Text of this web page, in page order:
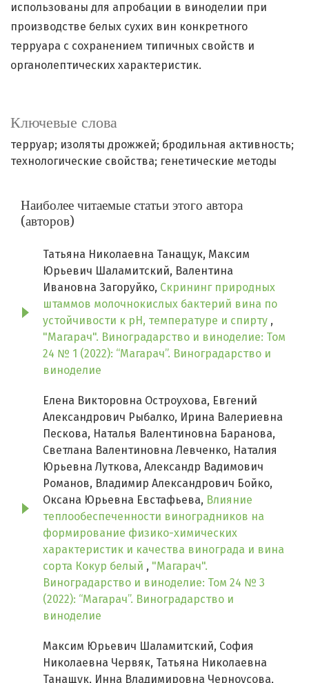
Ключевые слова
терруар; изоляты дрожжей; бродильная активность;
технологические свойства; генетические методы
использованы для апробации в виноделии при
производстве белых сухих вин конкретного
терруара с сохранением типичных свойств и
органолептических характеристик.
Наиболее читаемые статьи этого автора
(авторов)
Татьяна Николаевна Танащук, Максим
Юрьевич Шаламитский, Валентина
Ивановна Загоруйко, Скрининг природных
штаммов молочнокислых бактерий вина по
устойчивости к рН, температуре и спирту ,
"Магарач". Виноградарство и виноделие: Том
24 № 1 (2022): “Магарач”. Виноградарство и
виноделие
Елена Викторовна Остроухова, Евгений
Александрович Рыбалко, Ирина Валериевна
Пескова, Наталья Валентиновна Баранова,
Светлана Валентиновна Левченко, Наталия
Юрьевна Луткова, Александр Вадимович
Романов, Владимир Александрович Бойко,
Оксана Юрьевна Евстафьева, Влияние
теплообеспеченности виноградников на
формирование физико-химических
характеристик и качества винограда и вина
сорта Кокур белый , "Магарач".
Виноградарство и виноделие: Том 24 № 3
(2022): “Магарач”. Виноградарство и
виноделие
Максим Юрьевич Шаламитский, София
Николаевна Червяк, Татьяна Николаевна
Танащук, Инна Владимировна Черноусова,